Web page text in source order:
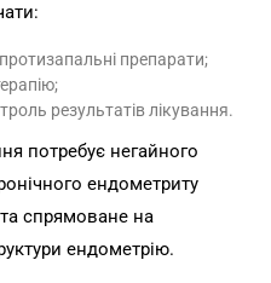
протизапальні препарати;
результатів лікування.
потребує негайного
ендометриту
спрямоване на
ендометрію.